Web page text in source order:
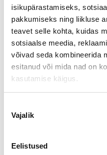
isikupärastamiseks,
pakkumiseks ning liikluse
teavet selle kohta, kuidas
sotsiaalse meedia,
võivad seda kombineerida
esitanud või mida nad on
kasutamise käigus.
valik
Vajalik
Eelistused
Satama- ja
Epomare Oy:n osakekanta
Ostajayrityksen takaa löytyy
ammattilainen Jyri Kuusela.
omistajista Martti Sundqvist
palveluksessa marine senior
Epomare Oy palvelee
tarjoten alan laajinta
Lisätietoja:
044 4321 400